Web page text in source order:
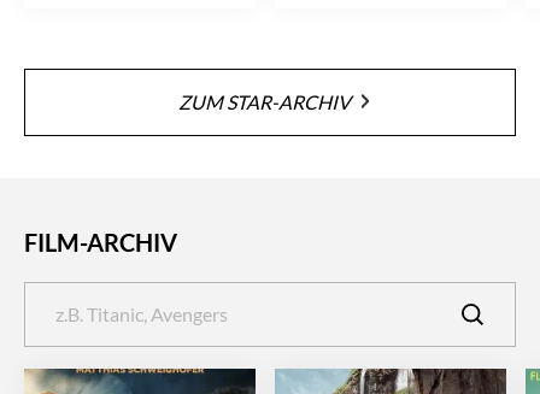
ZUM STAR-ARCHIV
FILM-ARCHIV